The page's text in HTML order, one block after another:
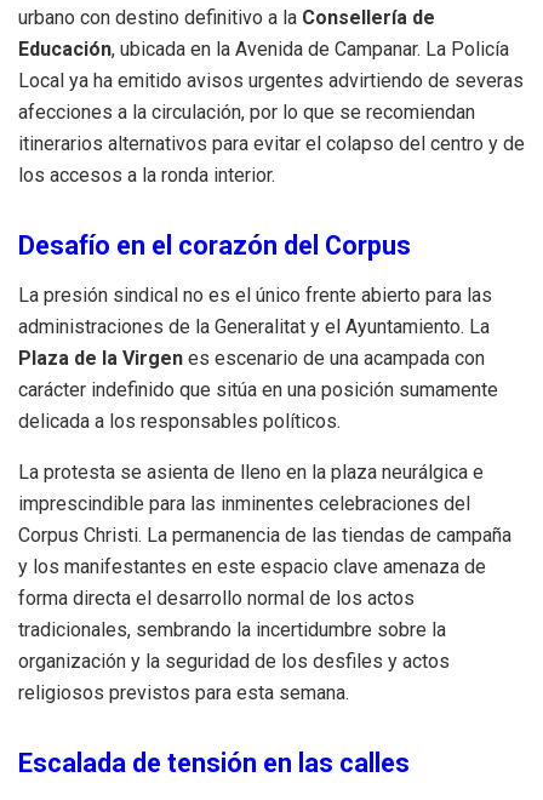
urbano con destino definitivo a la Consellería de
Educación, ubicada en la Avenida de Campanar. La Policía
Local ya ha emitido avisos urgentes advirtiendo de severas
afecciones a la circulación, por lo que se recomiendan
itinerarios alternativos para evitar el colapso del centro y de
los accesos a la ronda interior.
Desafío en el corazón del Corpus
La presión sindical no es el único frente abierto para las
administraciones de la Generalitat y el Ayuntamiento. La
Plaza de la Virgen es escenario de una acampada con
carácter indefinido que sitúa en una posición sumamente
delicada a los responsables políticos.
La protesta se asienta de lleno en la plaza neurálgica e
imprescindible para las inminentes celebraciones del
Corpus Christi. La permanencia de las tiendas de campaña
y los manifestantes en este espacio clave amenaza de
forma directa el desarrollo normal de los actos
tradicionales, sembrando la incertidumbre sobre la
organización y la seguridad de los desfiles y actos
religiosos previstos para esta semana.
Escalada de tensión en las calles